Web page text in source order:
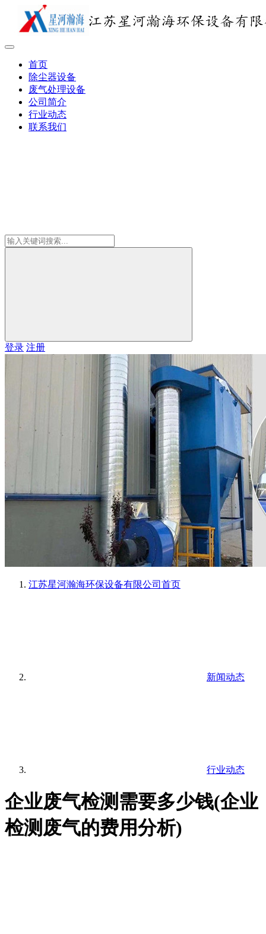
首页
除尘器设备
废气处理设备
公司简介
行业动态
联系我们
登录 注册
江苏星河瀚海环保设备有限公司 首页
新闻动态
行业动态
企业废气检测需要多少钱(企业
检测废气的费用分析)